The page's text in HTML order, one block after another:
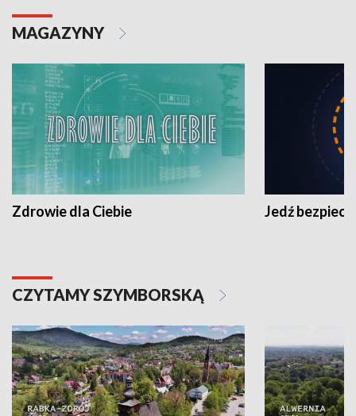
MAGAZYNY
Zdrowie dla Ciebie Jedź
CZYTAMY SZYMBORSKĄ